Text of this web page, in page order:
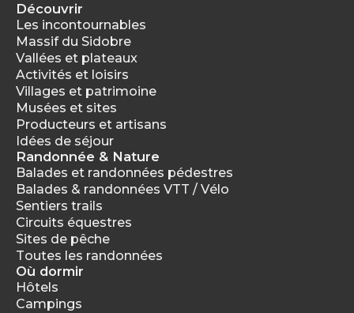
Découvrir
Les incontournables
Massif du Sidobre
Vallées et plateaux
Activités et loisirs
Villages et patrimoine
Musées et sites
Producteurs et artisans
Idées de séjour
Randonnée & Nature
Balades et randonnées pédestres
Balades & randonnées VTT / Vélo
Sentiers trails
Circuits équestres
Sites de pêche
Toutes les randonnées
Où dormir
Hôtels
Campings